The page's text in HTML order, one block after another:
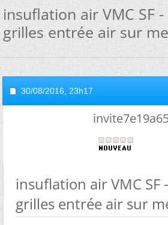
insuflation air VMC SF
grilles entrée air sur
30/08/2016, 23h17
insuflation air VMC SF
grilles entrée air sur